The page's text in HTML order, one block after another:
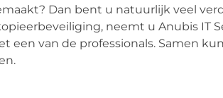
Dan bent u natuurlijk veel
neemt u Anubis IT
een van de professionals. Samen